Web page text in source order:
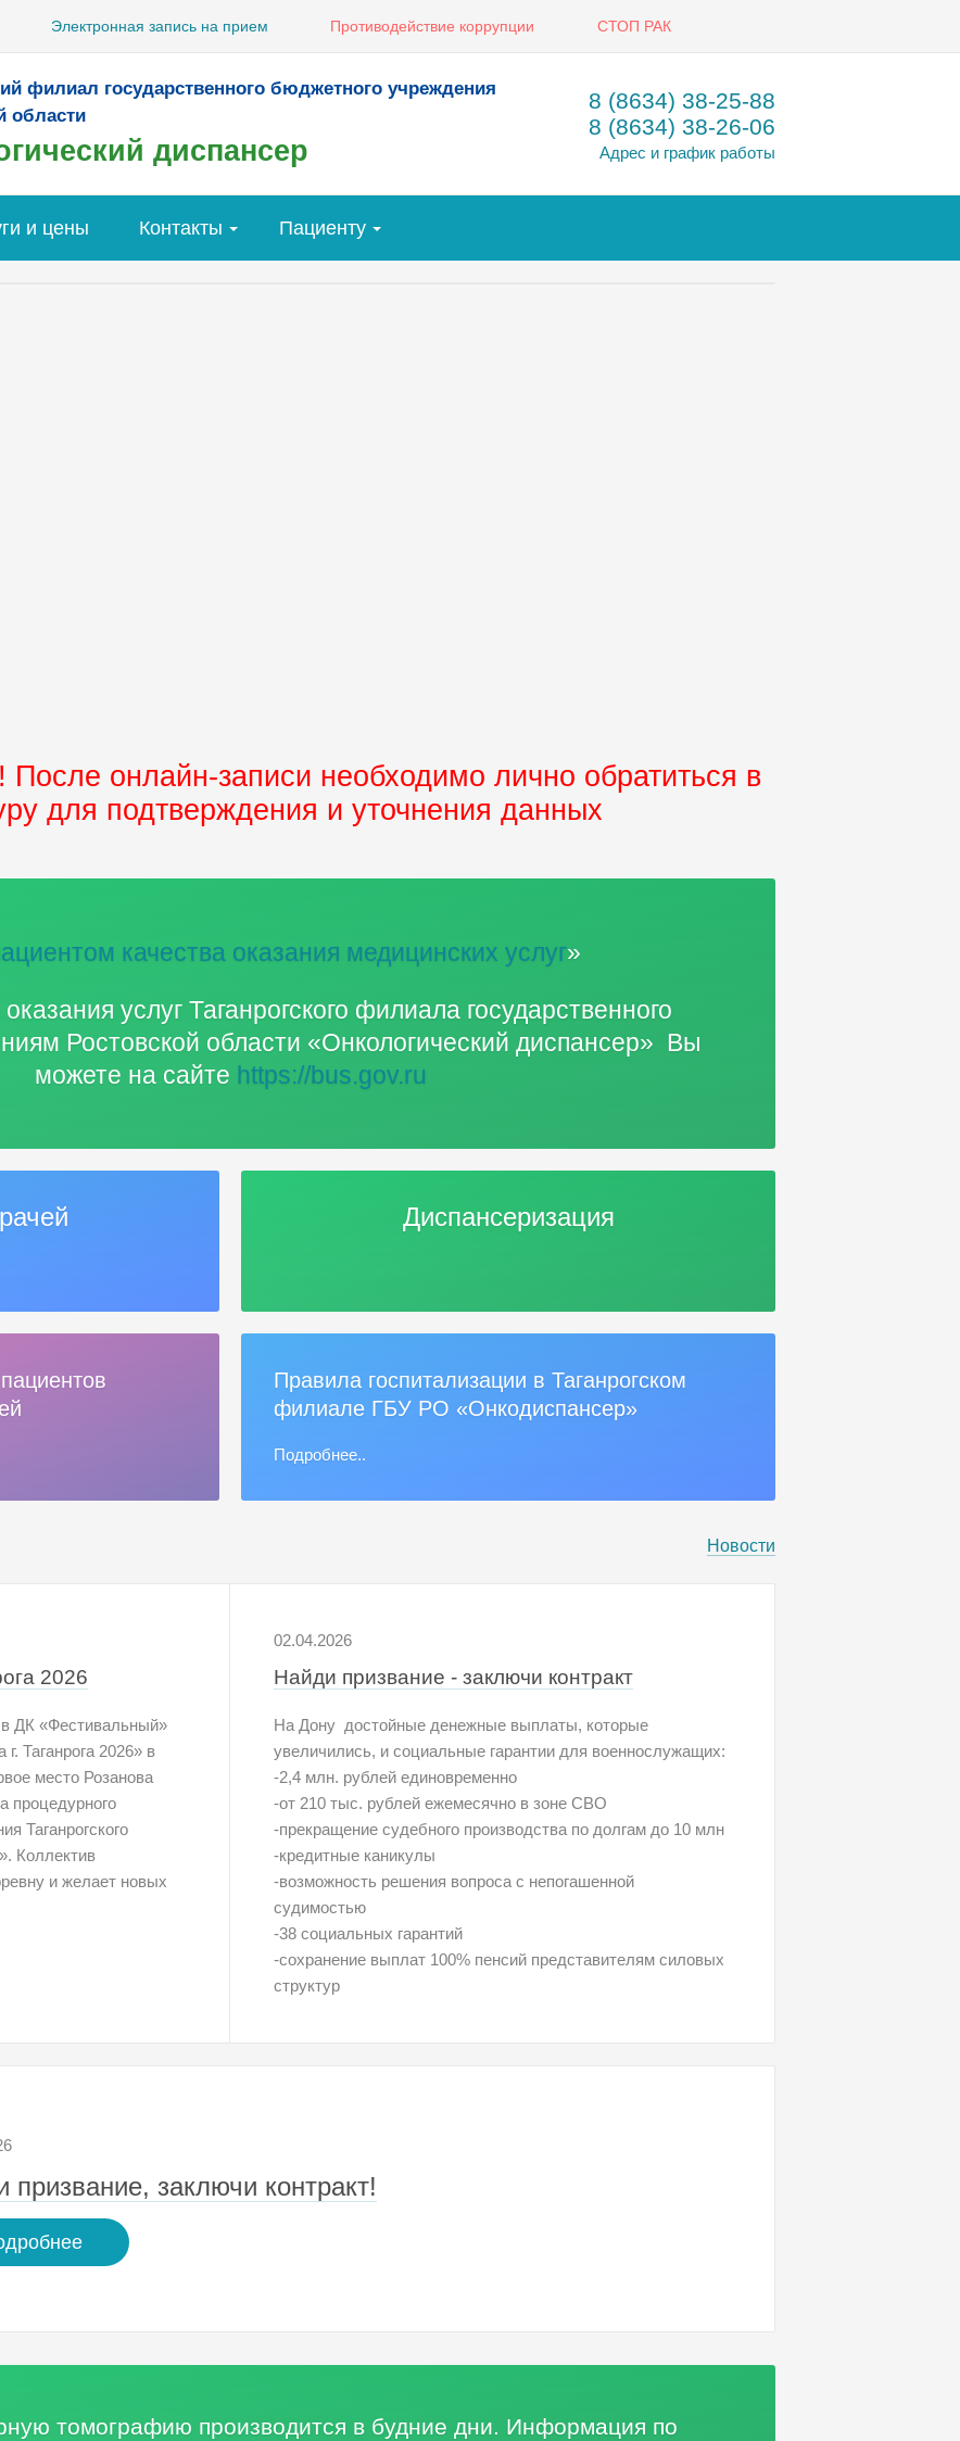
Электронная запись на прием Противодействие коррупции СТОП РАК
филиал государственного бюджетного учреждения
области
диспансер
8 (8634) 38-25-88
8 (8634) 38-26-06
Адрес и график работы
и цены Контакты Пациенту
онлайн-записи необходимо лично обратиться в
для подтверждения и уточнения данных
качества оказания медицинских услуг»
услуг Таганрогского филиала государственного
Ростовской области «Онкологический диспансер» Вы
можете на сайте https://bus.gov.ru
Диспансеризация
Правила госпитализации в Таганрогском
филиале ГБУ РО «Онкодиспансер»
Подробнее..
Новости
2026
ДК «Фестивальный»
Таганрога 2026» в
место Розанова
процедурного
Таганрогского
Коллектив
и желает новых
02.04.2026
Найди призвание - заключи контракт
На Дону достойные денежные выплаты, которые
увеличились, и социальные гарантии для военнослужащих:
-2,4 млн. рублей единовременно
-от 210 тыс. рублей ежемесячно в зоне СВО
-прекращение судебного производства по долгам до 10 млн
-кредитные каникулы
-возможность решения вопроса с непогашенной
судимостью
-38 социальных гарантий
-сохранение выплат 100% пенсий представителям силовых
структур
призвание, заключи контракт!
томографию производится в будние дни. Информация по